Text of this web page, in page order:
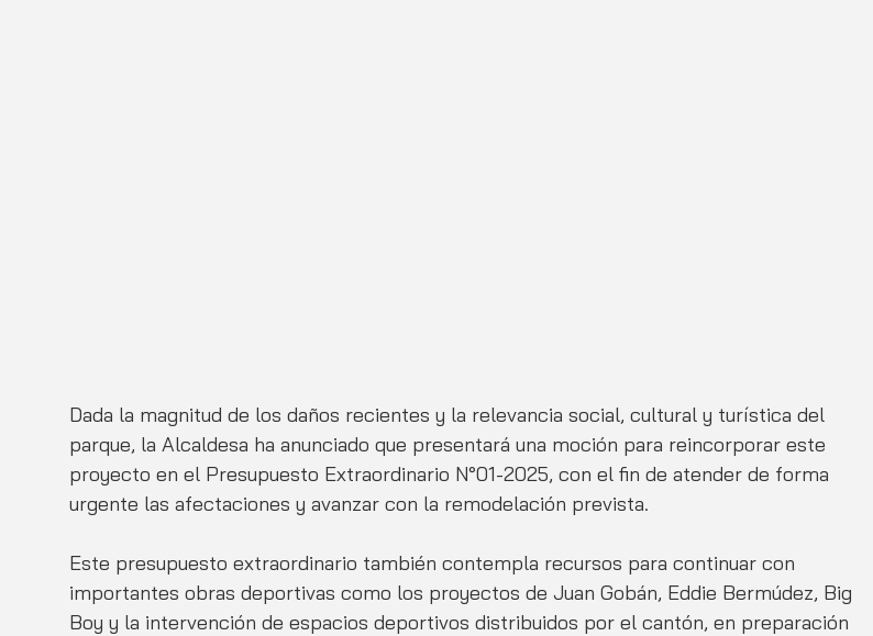
Dada la magnitud de los daños recientes y la relevancia social, cultural y turística del
parque, la Alcaldesa ha anunciado que presentará una moción para reincorporar este
proyecto en el Presupuesto Extraordinario N°01-2025, con el fin de atender de forma
urgente las afectaciones y avanzar con la remodelación prevista.
Este presupuesto extraordinario también contempla recursos para continuar con
importantes obras deportivas como los proyectos de Juan Gobán, Eddie Bermúdez, Big
Boy y la intervención de espacios deportivos distribuidos por el cantón, en preparación